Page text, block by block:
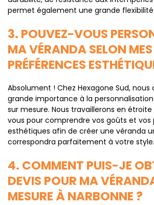
permet également une grande
3. POUVEZ-VOUS
MA VÉRANDA SELON MES
PRÉFÉRENCES
Absolument ! Chez Hexagone Sud,
grande importance à la
sur mesure. Nous travaillerons en
vous pour comprendre vos goûts et vos
esthétiques afin de créer une véranda
correspondra parfaitement à votre style.
4. COMMENT PUIS-JE
DEVIS POUR MA
MESURE À NARBONNE ?